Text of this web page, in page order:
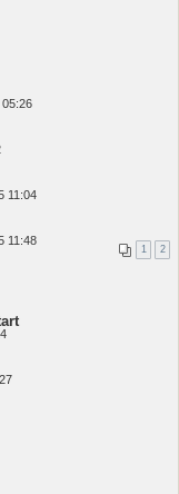
05:26
11:04
11:48
1 2